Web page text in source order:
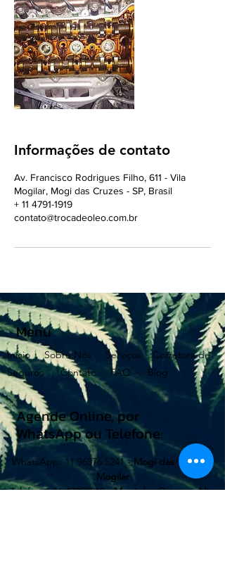
Informações de contato
Av. Francisco Rodrigues Filho, 611 - Vila
Mogilar, Mogi das Cruzes - SP, Brasil
+ 11 4791-1919
contato@trocadeoleo.com.br
Menu
Início .Sobre Nós . Serviços .Corretora de
Seguros .Contato . FAQ . Blog
Agende Online, por
WhatsApp ou Telefone:
WhatsApp: 11 96376.5241-Mogi das Cruzes -
Mogilar
Telefone:11 47353818-Mogi das Cruzes - Alto